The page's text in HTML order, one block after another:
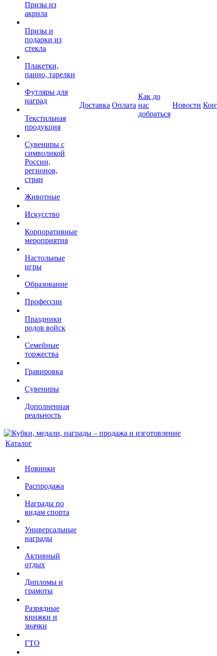
Призы из
акрила
Призы и
подарки из
стекла
Плакетки,
панно, тарелки
Футляры для
наград
Текстильная
продукция
Сувениры с
символикой
России,
регионов,
стран
Животные
Искусство
Корпоративные
мероприятия
Настольные
игры
Образование
Профессии
Праздники
родов войск
Семейные
торжества
Гравировка
Сувениры
Дополненная
реальность
Доставка Оплата
Как до
нас
добраться
Новости
Каталог
Новинки
Распродажа
Награды по
видам спорта
Универсальные
награды
Активный
отдых
Дипломы и
грамоты
Разрядные
книжки и
значки
ГТО